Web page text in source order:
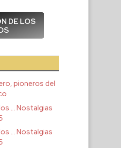
DE LOS
pioneros del
… Nostalgias
… Nostalgias